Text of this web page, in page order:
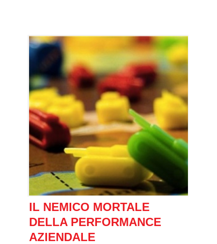
IL NEMICO MORTALE
DELLA PERFORMANCE
AZIENDALE